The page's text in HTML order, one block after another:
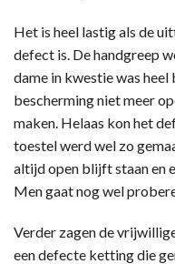
Het is heel lastig als de
defect is. De handgreep
dame in kwestie was
bescherming niet meer
maken. Helaas kon het
toestel werd wel zo
altijd open blijft staan en
Men gaat nog wel
Verder zagen de
een defecte ketting die